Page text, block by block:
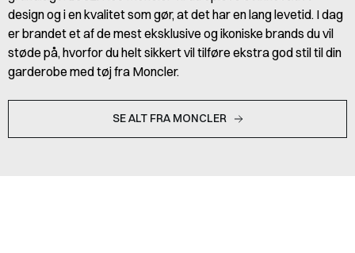
design og i en kvalitet som gør, at det har en lang levetid. I dag
er brandet et af de mest eksklusive og ikoniske brands du vil
støde på, hvorfor du helt sikkert vil tilføre ekstra god stil til din
garderobe med tøj fra Moncler.
SE ALT FRA MONCLER